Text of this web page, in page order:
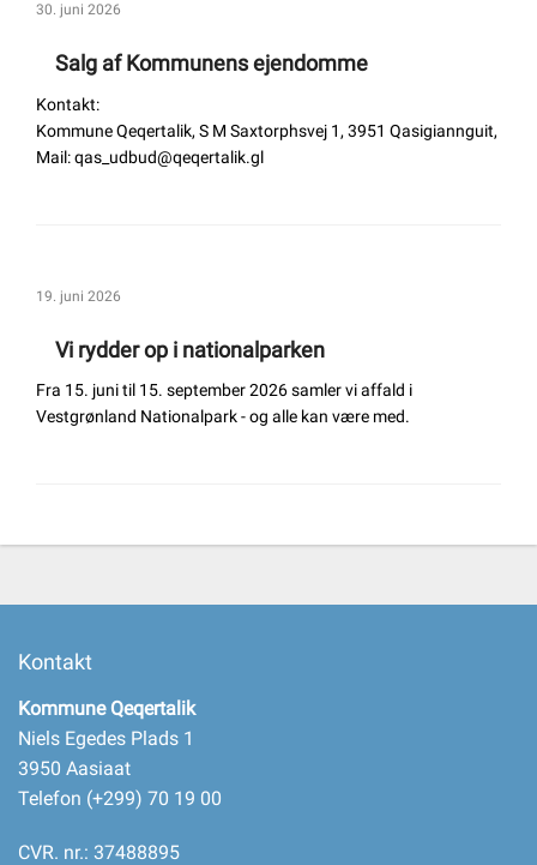
30. juni 2026
Salg af Kommunens ejendomme
Kontakt:
Kommune Qeqertalik, S M Saxtorphsvej 1, 3951 Qasigiannguit,
Mail: qas_udbud@qeqertalik.gl
19. juni 2026
Vi rydder op i nationalparken
Fra 15. juni til 15. september 2026 samler vi affald i
Vestgrønland Nationalpark - og alle kan være med.
Kontakt
Kommune Qeqertalik
Niels Egedes Plads 1
3950 Aasiaat
Telefon (+299) 70 19 00
CVR. nr.: 37488895